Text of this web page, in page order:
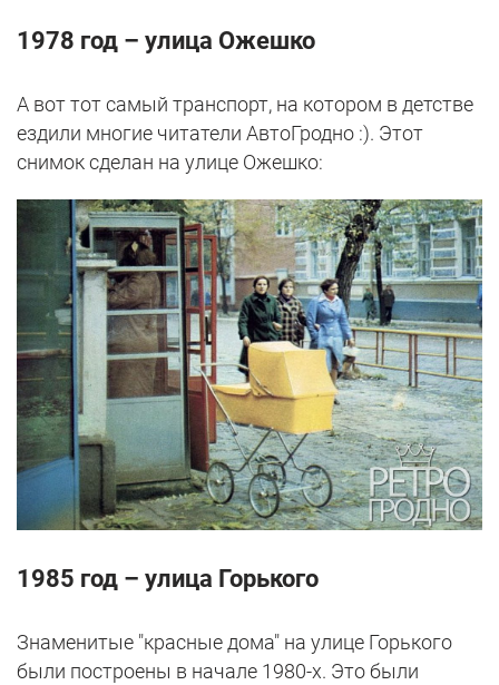
1978 год – улица Ожешко
А вот тот самый транспорт, на котором в детстве
ездили многие читатели АвтоГродно :). Этот
снимок сделан на улице Ожешко:
1985 год – улица Горького
Знаменитые "красные дома" на улице Горького
были построены в начале 1980-х. Это были